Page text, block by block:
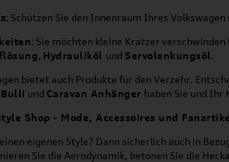
: Schützen Sie den Innenraum Ihres
: Sie möchten kleine Kratzer
, Hydrauliköl und Servolenkungsöl.
bietet auch Produkte für den Verzehr.
Bulli und Caravan Anhänger haben Sie und Ihr
Shop - Mode, Accessoires und
eigenen Style? Dann sicherlich auch in
Sie die Aerodynamik, betonen Sie die